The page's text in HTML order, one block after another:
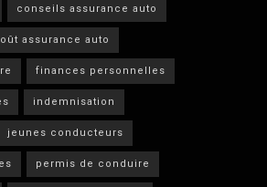
conseils assurance auto
assurance auto
finances personnelles
indemnisation
jeunes conducteurs
permis de conduire